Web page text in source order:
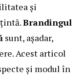
și
Brandingul
sunt, așadar,
Acest articol
și modul în